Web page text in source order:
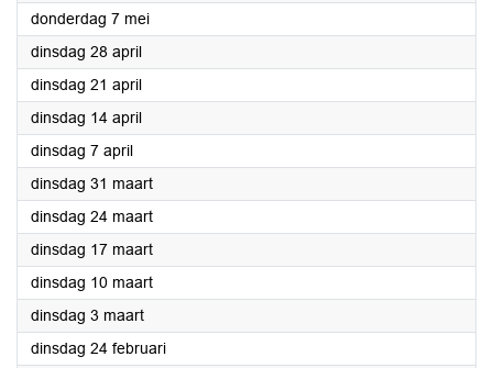
donderdag 7 mei2026
dinsdag 28 april2026
dinsdag 21 april2026
dinsdag 14 april2026
dinsdag 7 april2026
dinsdag 31 maart2026
dinsdag 24 maart2026
dinsdag 17 maart2026
dinsdag 10 maart2026
dinsdag 3 maart2026
dinsdag 24 februari2026